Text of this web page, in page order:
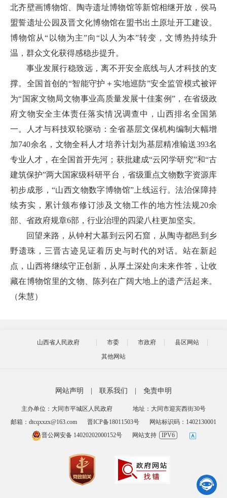

北齐壁画博物馆、陶寺遗址博物馆等新馆相继开放，侯马
盟誓遗址公园及晋文化博物馆在盟书出土原址开工建设。
博物馆从“以物为主”向“以人为本”转变，文博热持续升
温，群众文化获得感稳步提升。
事业发展行稳致远，离不开安全底线与人才科技的支
撑。全国首创的“智能守护＋实地巡防”安全监管模式被评
为“国家文物局文物事业高质量发展十佳案例”，在省级政
府文物安全主体责任落实情况调查中，山西排名全国第
一。人才与科技双轮驱动：全省基层文保机构编制大幅增
加740余名，文物全科人才培养计划为基层精准输送393名
专业人才，在全国首开先河；获批建成“云冈学研究”和“古
建筑保护”两大国家级科研平台，省级重点文物数字资源库
初步成形，“山西文物数字博物馆”上线运行。法治保障持
续夯实，累计颁布修订涉及文物工作的地方性法规20余
部、省政府规章6部，行业治理的四梁八柱更加坚实。
回望来路，从钟村大墓到云冈石窟，从陶寺都邑到乡
野遗珠，三晋古迹见证着历史与时代的对话。站在新起
点，山西将继续守正创新，从厚土深处向未来作答，让收
藏在博物馆里的文物、陈列在广阔大地上的遗产活起来。
（朱慧）
山西省人民政府 市委 市政府
县区网站
其他网站
网站声明 联系我们 免责申明
主办单位：大同市平城区人民政府
地址：大同市迎宾西街30号
邮箱：dtcqxxzx@163.com
晋ICP备18011503号
网站标识码：1402130001
晋公网安备 14020202000152号
网站支持 IPV6